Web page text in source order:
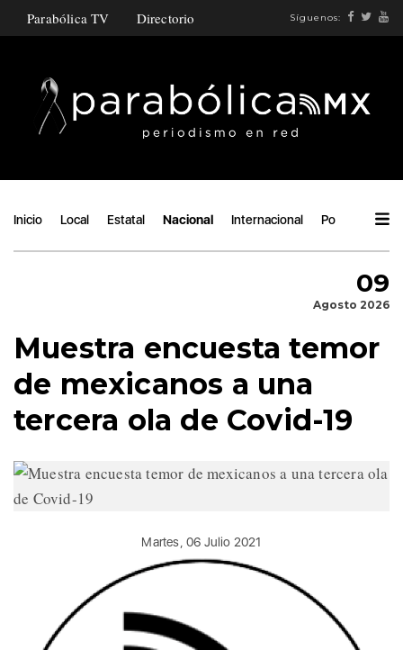
Parabólica TV Directorio Síguenos:
Inicio Local Estatal Nacional Internacional Política
09
Agosto 2026
Muestra encuesta temor
de mexicanos a una
tercera ola de Covid-19
Martes, 06 Julio 2021